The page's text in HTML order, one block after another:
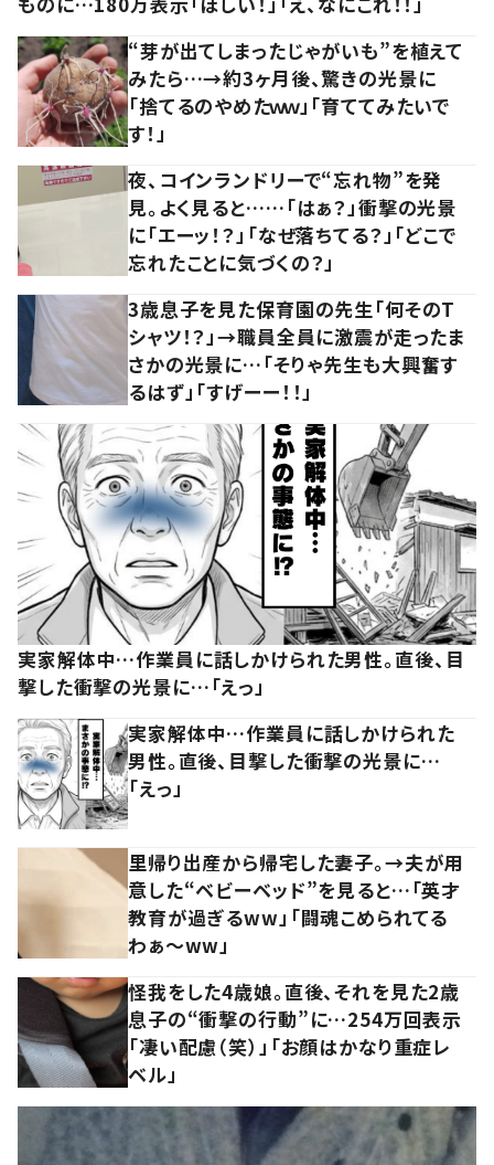
“芽が出てしまったじゃがいも”を植えて
みたら…→約3ヶ月後、驚きの光景に
「捨てるのやめたｗｗ」「育ててみたいで
す！」
夜、コインランドリーで“忘れ物”を発
見。よく見ると……「はぁ？」衝撃の光景
に「エーッ！？」「なぜ落ちてる？」「どこで
忘れたことに気づくの？」
3歳息子を見た保育園の先生「何そのT
シャツ！？」→職員全員に激震が走ったま
さかの光景に…「そりゃ先生も大興奮す
るはず」「すげーー！！」
実家解体中…作業員に話しかけられた男性。直後、目
撃した衝撃の光景に…「えっ」
実家解体中…作業員に話しかけられた
男性。直後、目撃した衝撃の光景に…
「えっ」
里帰り出産から帰宅した妻子。→夫が用
意した“ベビーベッド”を見ると…「英才
教育が過ぎるww」「闘魂こめられてる
わぁ～ww」
怪我をした4歳娘。直後、それを見た2歳
息子の“衝撃の行動”に…254万回表示
「凄い配慮（笑）」「お顔はかなり重症レ
ベル」